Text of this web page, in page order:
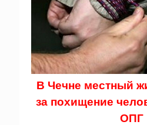
В Чечне местный
за похищение
ОПГ